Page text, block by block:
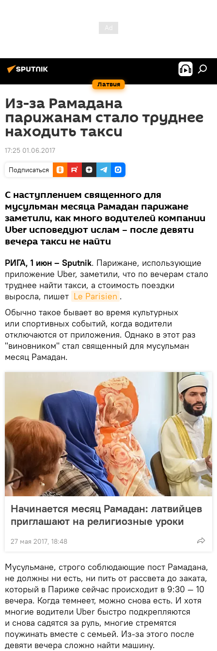
Латвия
Из-за Рамадана
парижанам стало труднее
находить такси
17:25 01.06.2017
Подписаться
С наступлением священного для
мусульман месяца Рамадан парижане
заметили, как много водителей компании
Uber исповедуют ислам – после девяти
вечера такси не найти
РИГА, 1 июн – Sputnik. Парижане, использующие
приложение Uber, заметили, что по вечерам стало
труднее найти такси, а стоимость поездки
выросла, пишет Le Parisien .
Обычно такое бывает во время культурных
или спортивных событий, когда водители
отключаются от приложения. Однако в этот раз
"виновником" стал священный для мусульман
месяц Рамадан.
Начинается месяц Рамадан: латвийцев
приглашают на религиозные уроки
27 мая 2017, 18:48
Мусульмане, строго соблюдающие пост Рамадана,
не должны ни есть, ни пить от рассвета до заката,
который в Париже сейчас происходит в 9:30 — 10
вечера. Когда темнеет, можно снова есть. И хотя
многие водители Uber быстро подкрепляются
и снова садятся за руль, многие стремятся
поужинать вместе с семьей. Из-за этого после
девяти вечера сложно найти машину.